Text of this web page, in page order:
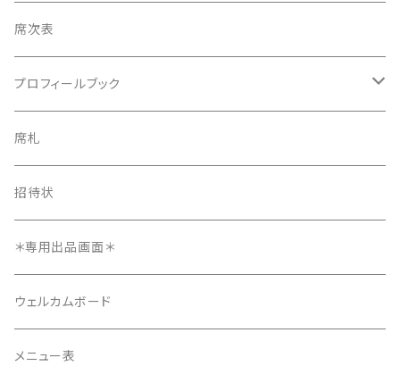
席次表
プロフィールブック
長方形タイプ
正方形タイプ
席札
招待状
メニュー表
席次表
プロフィールブック
長方形タイプ
8ページ
12ページ
正方形タイプ
席札
招待状
＊専用出品画面＊
ウェルカムボード
メニュー表